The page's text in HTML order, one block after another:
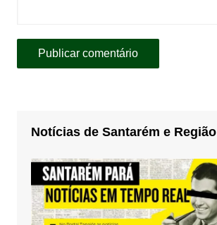
Notícias de Santarém e Região